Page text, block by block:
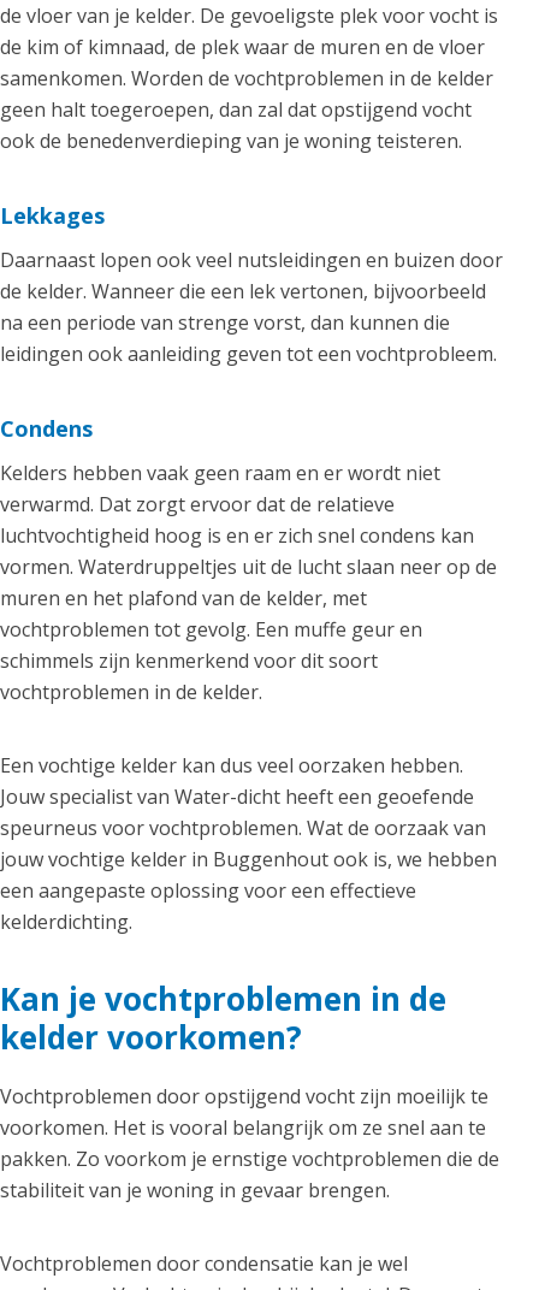
de vloer van je kelder. De gevoeligste plek voor vocht is
de kim of kimnaad, de plek waar de muren en de vloer
samenkomen. Worden de vochtproblemen in de kelder
geen halt toegeroepen, dan zal dat opstijgend vocht
ook de benedenverdieping van je woning teisteren.
Lekkages
Daarnaast lopen ook veel nutsleidingen en buizen door
de kelder. Wanneer die een lek vertonen, bijvoorbeeld
na een periode van strenge vorst, dan kunnen die
leidingen ook aanleiding geven tot een vochtprobleem.
Condens
Kelders hebben vaak geen raam en er wordt niet
verwarmd. Dat zorgt ervoor dat de relatieve
luchtvochtigheid hoog is en er zich snel condens kan
vormen. Waterdruppeltjes uit de lucht slaan neer op de
muren en het plafond van de kelder, met
vochtproblemen tot gevolg. Een muffe geur en
schimmels zijn kenmerkend voor dit soort
vochtproblemen in de kelder.
Een vochtige kelder kan dus veel oorzaken hebben.
Jouw specialist van Water-dicht heeft een geoefende
speurneus voor vochtproblemen. Wat de oorzaak van
jouw vochtige kelder in Buggenhout ook is, we hebben
een aangepaste oplossing voor een effectieve
kelderdichting.
Kan je vochtproblemen in de
kelder voorkomen?
Vochtproblemen door opstijgend vocht zijn moeilijk te
voorkomen. Het is vooral belangrijk om ze snel aan te
pakken. Zo voorkom je ernstige vochtproblemen die de
stabiliteit van je woning in gevaar brengen.
Vochtproblemen door condensatie kan je wel